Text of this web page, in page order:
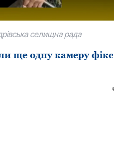
селищна рада
ще одну камеру